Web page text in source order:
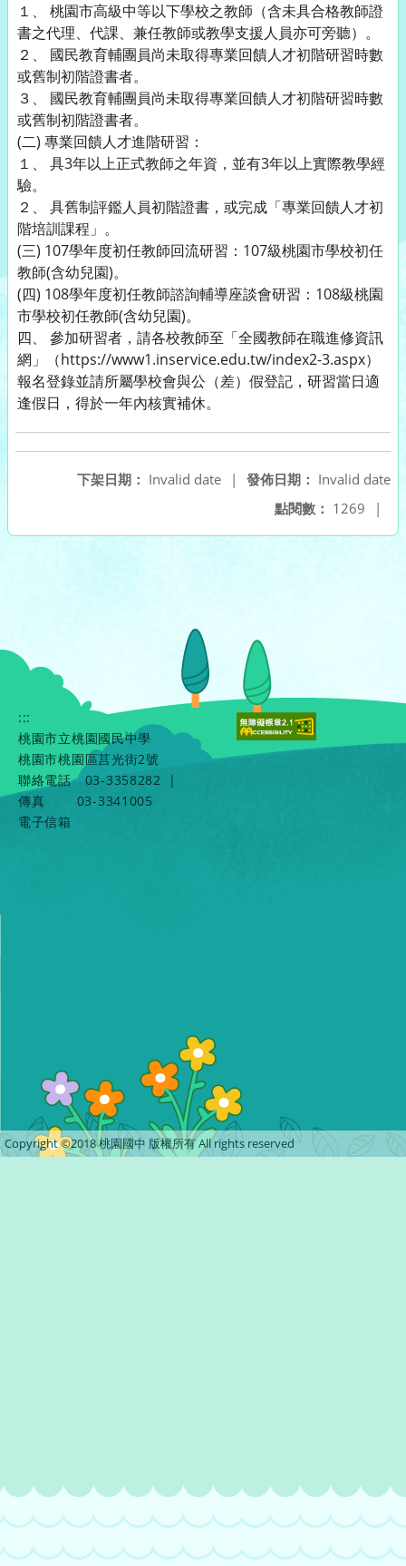
１、 桃園市高級中等以下學校之教師（含未具合格教師證
書之代理、代課、兼任教師或教學支援人員亦可旁聽）。
２、 國民教育輔團員尚未取得專業回饋人才初階研習時數
或舊制初階證書者。
３、 國民教育輔團員尚未取得專業回饋人才初階研習時數
或舊制初階證書者。
(二) 專業回饋人才進階研習：
１、 具3年以上正式教師之年資，並有3年以上實際教學經
驗。
２、 具舊制評鑑人員初階證書，或完成「專業回饋人才初
階培訓課程」。
(三) 107學年度初任教師回流研習：107級桃園市學校初任
教師(含幼兒園)。
(四) 108學年度初任教師諮詢輔導座談會研習：108級桃園
市學校初任教師(含幼兒園)。
四、 參加研習者，請各校教師至「全國教師在職進修資訊
網」（https://www1.inservice.edu.tw/index2-3.aspx）
報名登錄並請所屬學校會與公（差）假登記，研習當日適
逢假日，得於一年內核實補休。
發佈日期： Invalid date
下架日期： Invalid date
|
點閱數： 1269 |
:::
桃園市立桃園國民中學
桃園市桃園區莒光街2號
聯絡電話
03-3358282
|
傳真
03-3341005
電子信箱
Copyright ©2018 桃園國中 版權所有 All rights reserved